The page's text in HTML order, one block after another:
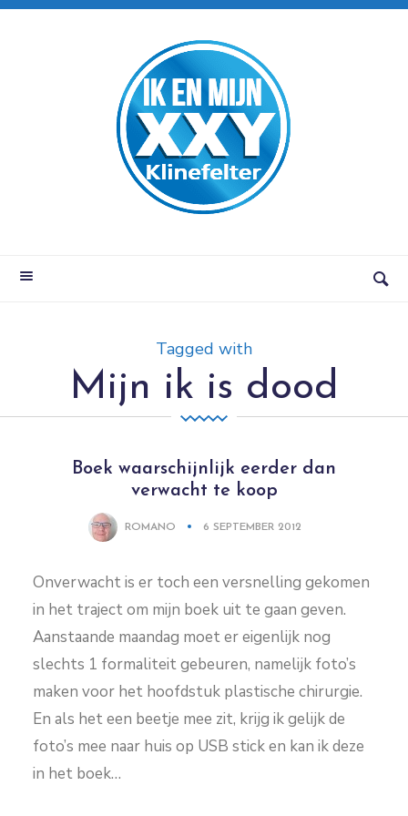
Tagged with
Mijn ik is dood
Boek waarschijnlijk eerder dan
verwacht te koop
ROMANO 6 SEPTEMBER 2012
Onverwacht is er toch een versnelling gekomen
in het traject om mijn boek uit te gaan geven.
Aanstaande maandag moet er eigenlijk nog
slechts 1 formaliteit gebeuren, namelijk foto’s
maken voor het hoofdstuk plastische chirurgie.
En als het een beetje mee zit, krijg ik gelijk de
foto’s mee naar huis op USB stick en kan ik deze
in het boek…